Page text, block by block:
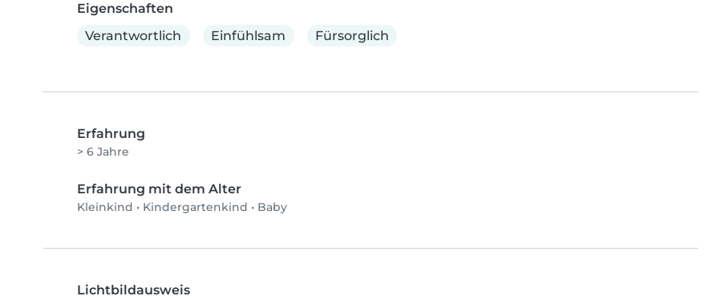
Eigenschaften
Verantwortlich
Einfühlsam Fürsorglich
Erfahrung
> 6 Jahre
Erfahrung mit dem Alter
Kleinkind • Kindergartenkind • Baby
Lichtbildausweis